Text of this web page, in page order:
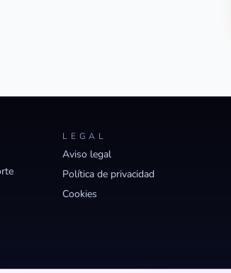
LEGAL
Aviso legal
Política de privacidad
Cookies